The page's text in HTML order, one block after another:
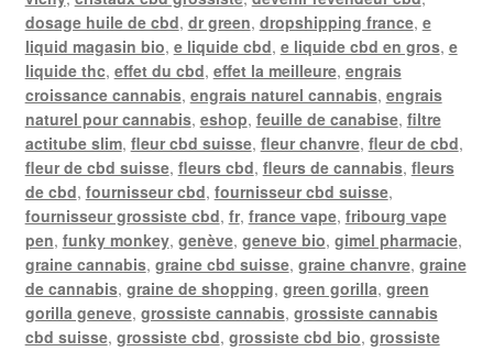
dosage huile de cbd, dr green, dropshipping france, e
liquid magasin bio, e liquide cbd, e liquide cbd en gros, e
liquide thc, effet du cbd, effet la meilleure, engrais
croissance cannabis, engrais naturel cannabis, engrais
naturel pour cannabis, eshop, feuille de canabise, filtre
actitube slim, fleur cbd suisse, fleur chanvre, fleur de cbd,
fleur de cbd suisse, fleurs cbd, fleurs de cannabis, fleurs
de cbd, fournisseur cbd, fournisseur cbd suisse,
fournisseur grossiste cbd, fr, france vape, fribourg vape
pen, funky monkey, genève, geneve bio, gimel pharmacie,
graine cannabis, graine cbd suisse, graine chanvre, graine
de cannabis, graine de shopping, green gorilla, green
gorilla geneve, grossiste cannabis, grossiste cannabis
cbd suisse, grossiste cbd, grossiste cbd bio, grossiste